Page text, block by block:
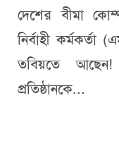
দেশের বীমা
নির্বাহী
তবিয়তে আছেন!
প্রতিষ্ঠানকে...